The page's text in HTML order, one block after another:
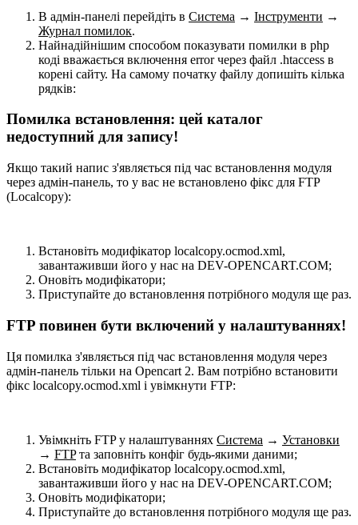
В адмін-панелі перейдіть в Система → Інструменти →
Журнал помилок.
Найнадійнішим способом показувати помилки в php
коді вважається включення error через файл .htaccess в
корені сайту. На самому початку файлу допишіть кілька
рядків:
Помилка встановлення: цей каталог
недоступний для запису!
Якщо такий напис з'являється під час встановлення модуля
через адмін-панель, то у вас не встановлено фікс для FTP
(Localcopy):
Встановіть модифікатор localcopy.ocmod.xml,
завантаживши його у нас на DEV-OPENCART.COM;
Оновіть модифікатори;
Приступайте до встановлення потрібного модуля ще раз.
FTP повинен бути включений у налаштуваннях!
Ця помилка з'являється під час встановлення модуля через
адмін-панель тільки на Opencart 2. Вам потрібно встановити
фікс localcopy.ocmod.xml і увімкнути FTP:
Увімкніть FTP у налаштуваннях Система → Установки
→ FTPта заповніть конфіг будь-якими даними;
Встановіть модифікатор localcopy.ocmod.xml,
завантаживши його у нас на DEV-OPENCART.COM;
Оновіть модифікатори;
Приступайте до встановлення потрібного модуля ще раз.